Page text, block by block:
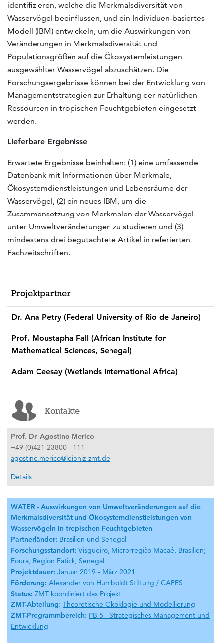
identifizieren, welche die Merkmalsdiversität von
Wasservögel beeinflussen, und ein Individuen-basiertes
Modell (IBM) entwickeln, um die Auswirkungen von
Veränderungen in Merkmalsdiversität und
Populationsgrößen auf die Ökosystemleistungen
ausgewählter Wasservögel abzuschätzen. Die
Forschungsergebnisse können bei der Entwicklung von
Managementstrategien zur Erhaltung der natürlichen
Ressourcen in tropischen Feuchtgebieten eingesetzt
werden.
Lieferbare Ergebnisse
Erwartete Ergebnisse beinhalten: (1) eine umfassende
Datenbank mit Informationen über Merkmale,
Ökosystemdienstleistungen und Lebensräume der
Wasservögel, (2) ein neues IBM, um die
Zusammensetzung von Merkmalen der Wasservögel
unter Umweltveränderungen zu studieren und (3)
mindestens drei begutachtete Artikel in referierten
Fachzeitschriften.
Projektpartner
Dr. Ana Petry (Federal University of Rio de Janeiro)
Prof. Moustapha Fall (African Institute for
Mathematical Sciences, Senegal)
Adam Ceesay (Wetlands International Africa)
Kontakte
Prof. Dr. Agostino Merico
+49 (0)421 23800 - 111
agostino.merico@leibniz-zmt.de
Details
WATER - Auswirkungen von Umweltveränderungen auf die
Merkmalsdiversität und Ökosystemdienstleistungen von
Wasservögeln in tropischen Feuchtgebieten
Partnerländer: Brasilien und Senegal
Forschungsstandort: Visgueiro, Microrregião Macaé, Brasilien;
Foura, Region Fatick, Senegal
Projektdauer: Januar 2019 - März 2021
Förderung: Alexander von Humboldt Stiftung / CAPES
Status: ZMT koordiniert das Projekt
ZMT-Abteilung: Theoretische Ökoklogie und Modellierung
ZMT-Programmbereich: PB 5 - Strategisches Management und
Entwicklung